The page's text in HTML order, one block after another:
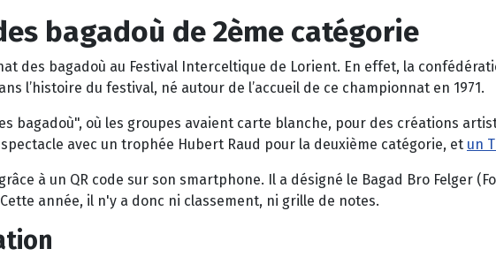
bagadoù de 2ème catégorie
des bagadoù au Festival Interceltique de Lorient. En effet, la
l’histoire du festival, né autour de l’accueil de ce championnat en 1971.
bagadoù", où les groupes avaient carte blanche, pour des créations
avec un trophée Hubert Raud pour la deuxième catégorie, et un
à un QR code sur son smartphone. Il a désigné le Bagad Bro Felger
année, il n'y a donc ni classement, ni grille de notes.